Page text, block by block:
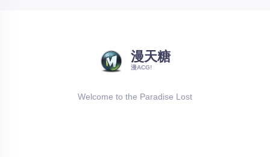
漫天糖
漫ACG!
Welcome to the Paradise Lost